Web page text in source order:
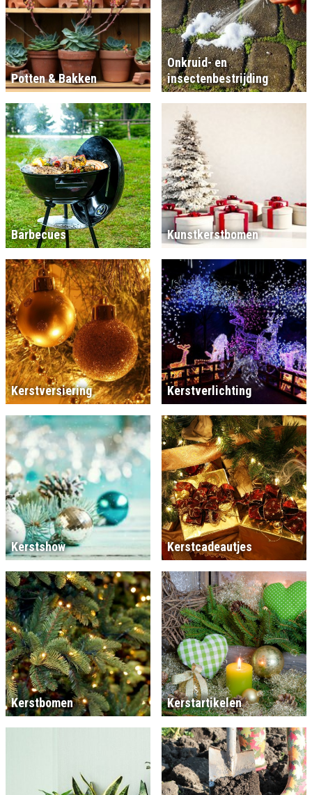
Potten & Bakken
Onkruid- en
insectenbestrijding
Barbecues Kunstkerstbomen
Kerstversiering Kerstverlichting
Kerstshow Kerstcadeautjes
Kerstbomen Kerstartikelen